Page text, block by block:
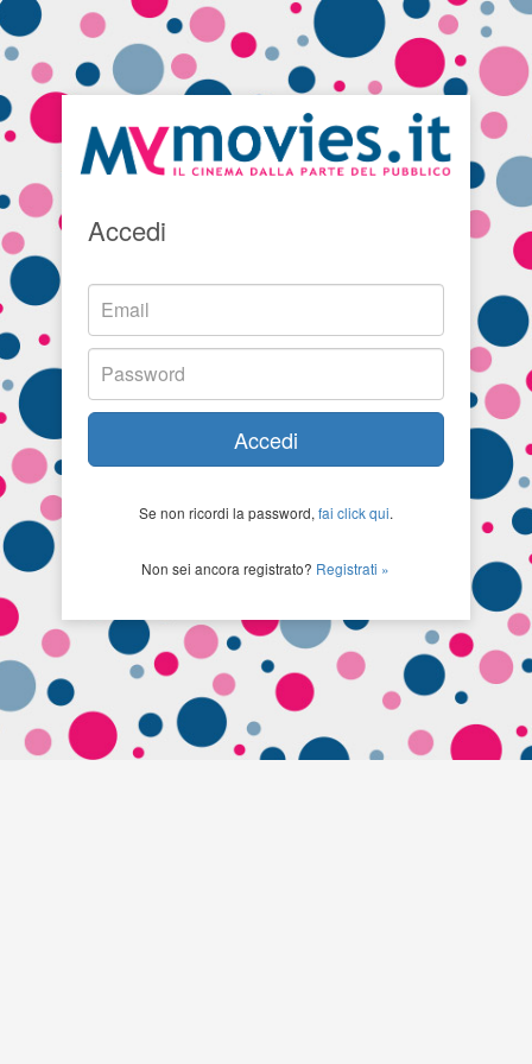
Accedi
Accedi
Se non ricordi la password, fai click qui.
Non sei ancora registrato? Registrati »